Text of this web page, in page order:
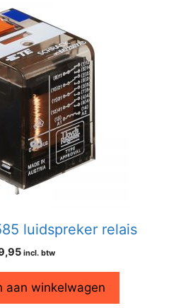
luidspreker relais
incl. btw
aan winkelwagen